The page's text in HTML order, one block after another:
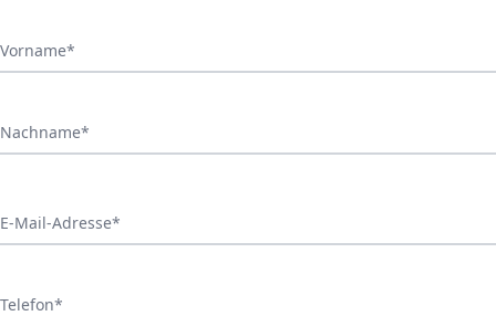
Vorname*
Nachname*
E-Mail-Adresse*
Telefon*